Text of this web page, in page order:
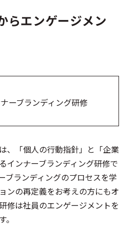
らエンゲージメン
ーブランディング研修
、「個人の行動指針」と「企業
インナーブランディング研修で
ブランディングのプロセスを学
ンの再定義をお考えの方にもオ
修は社員のエンゲージメントを